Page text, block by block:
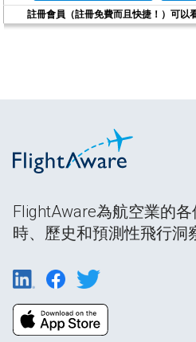
註冊會員（註冊免費而且快捷！）可以
FlightAware為航空業的
時、歷史和預測性飛行洞